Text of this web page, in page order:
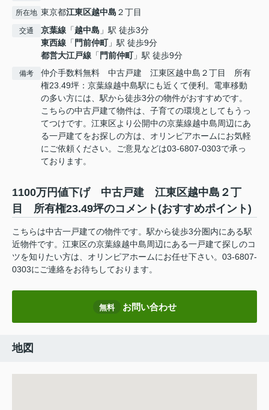
所在地 東京都江東区越中島 ２丁目
交通 京葉線 「越中島 」駅 徒歩3分
東西線 「 門前仲町」駅 徒歩9分
都営大江戸線 「 門前仲町」駅 徒歩9分
備考
仲介手数料無料 中古戸建 江東区越中島２丁目 所有
権23.49坪：京葉線越中島駅にも近くて便利。電車移動
の多い方には、駅から徒歩3分の物件がおすすめです。
こちらの中古戸建て物件は、子育ての環境としてもうっ
てつけです。江東区より公開中の京葉線越中島周辺にあ
る一戸建てをお探しの方は、オリンピアホームにお気軽
にご依頼ください。ご意見などは03-6807-0303で承っ
ております。
1100万円値下げ 中古戸建 江東区越中島２丁
目 所有権23.49坪のコメント(おすすめポイント)
こちらは中古一戸建ての物件です。駅から徒歩3分圏内にある駅
近物件です。江東区の京葉線越中島周辺にある一戸建て探しのコ
ツを知りたい方は、オリンピアホームにお任せ下さい。03-6807-
0303にご連絡をお待ちしております。
無料 お問い合わせ
地図